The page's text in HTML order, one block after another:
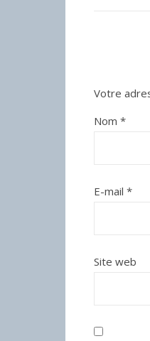
Votre
Nom *
E-mail *
Site web